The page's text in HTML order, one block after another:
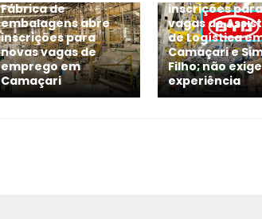
Fábrica de
embalagens abre
inscrições para
novas vagas de
emprego em
Camaçari
inscrições para
vagas de
de Logística
Camaçari e
Filho; não exige
experiência